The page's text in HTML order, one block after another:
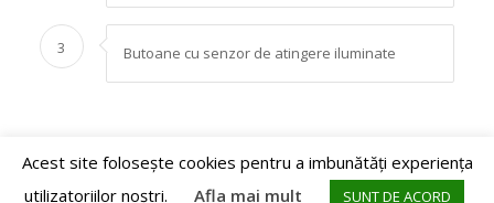
3 Butoane cu senzor de atingere iluminate
Acest site foloseşte cookies pentru a imbunătăţi experienţa
utilizatoriilor noştri.
Afla mai mult SUNT DE ACORD